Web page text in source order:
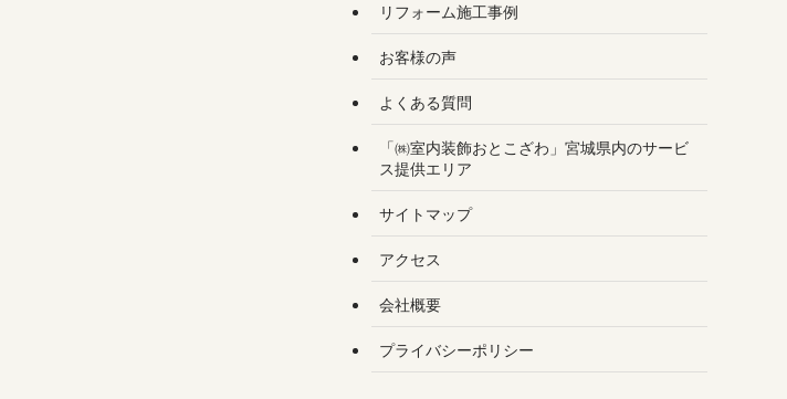
リフォーム施工事例
お客様の声
よくある質問
「㈱室内装飾おとこざわ」宮城県内のサービ
ス提供エリア
サイトマップ
アクセス
会社概要
プライバシーポリシー